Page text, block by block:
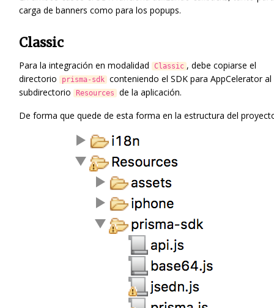
carga de banners como para los popups.
Classic
Para la integración en modalidad Classic , debe copiarse el
directorio
prisma-sdk conteniendo el SDK para AppCelerator al
subdirectorio
Resources
de la aplicación.
De forma que quede de esta forma en la estructura del